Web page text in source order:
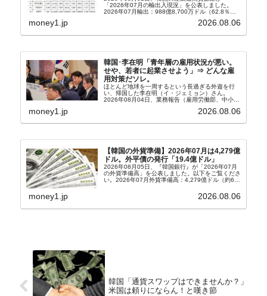
「2026年07月の輸出入現況」を公表しました。
2026年07月輸出：988億8,700万ドル（62.8％）
money1.jp 2026.08.06
韓国･李在明「青年層の雇用状況が悪い。
せや、若者に起業させよう」⇒ どんな雇
用対策だソレ。
ほとんど地球を一周するという長過ぎる外遊を行
い、帰国した李在明（イ・ジェミョン）さん。
2026年08月04日、業務報告（雇用労働部、中小ベ
上、韓国大統領に成りおおせた李在明（イ・ジェミ
money1.jp 2026.08.06
【韓国の外貨準備】2026年07月は4,279億
ドル。外平債の発行「19.4億ドル」
2026年08月05日、『韓国銀行』が「2026年07月
の外貨準備高」を公表しました。以下をご覧くださ
い。2026年07月外貨準備高：4,279億ドル（約67
money1.jp 2026.08.06
韓国「通貨スワップはできませんか？」
米国は頼りにならん！と嘆き節